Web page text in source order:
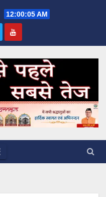
12:00:06 AM